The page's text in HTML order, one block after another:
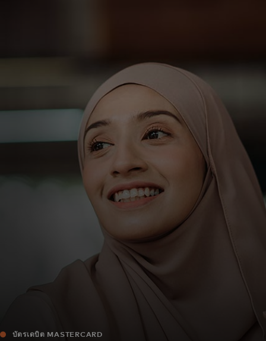
สำหรับผู้สร้างนวัตกรรม
ข่าวสารและแนวโน้ม
บัตรเดบิต MASTERCARD